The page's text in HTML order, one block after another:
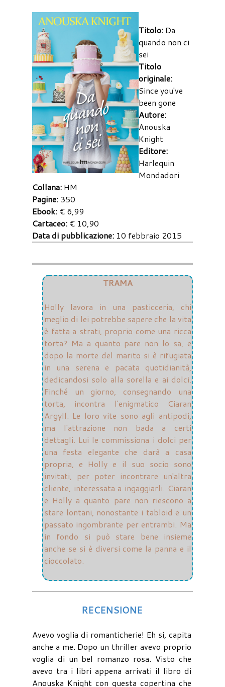
Titolo: Da
quando non ci
sei
Titolo
originale:
Since you've
been gone
Autore:
Anouska
Knight
Editore:
Harlequin
Mondadori
Collana: HM
Pagine: 350
Ebook: € 6,99
Cartaceo: € 10,90
Data di pubblicazione: 10 febbraio 2015
TRAMA
Holly lavora in una pasticceria, chi
meglio di lei potrebbe sapere che la vita
è fatta a strati, proprio come una ricca
torta? Ma a quanto pare non lo sa, e
dopo la morte del marito si è rifugiata
in una serena e pacata quotidianità,
dedicandosi solo alla sorella e ai dolci.
Finché un giorno, consegnando una
torta, incontra l'enigmatico Ciaran
Argyll. Le loro vite sono agli antipodi,
ma l'attrazione non bada a certi
dettagli. Lui le commissiona i dolci per
una festa elegante che darà a casa
propria, e Holly e il suo socio sono
invitati, per poter incontrare un'altra
cliente, interessata a ingaggiarli. Ciaran
e Holly a quanto pare non riescono a
stare lontani, nonostante i tabloid e un
passato ingombrante per entrambi. Ma
in fondo si può stare bene insieme
anche se si è diversi come la panna e il
cioccolato.
RECENSIONE
Avevo voglia di romanticherie! Eh si, capita
anche a me. Dopo un thriller avevo proprio
voglia di un bel romanzo rosa. Visto che
avevo tra i libri appena arrivati il libro di
Anouska Knight con questa copertina che